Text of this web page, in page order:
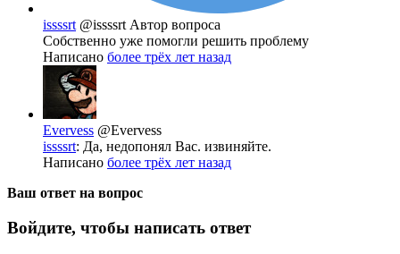
issssrt @issssrt Автор вопроса
Собственно уже помогли решить проблему
Написано более трёх лет назад
Evervess @Evervess
issssrt: Да, недопонял Вас. извиняйте.
Написано более трёх лет назад
Ваш ответ на вопрос
Войдите, чтобы написать ответ